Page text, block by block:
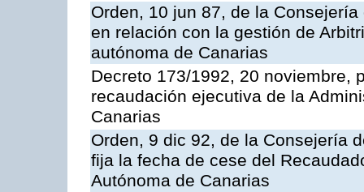
Orden, 10 jun 87, de la
en relación con la gestión de
autónoma de Canarias
Decreto 173/1992, 20 noviembre,
recaudación ejecutiva de la
Canarias
Orden, 9 dic 92, de la Consejería
fija la fecha de cese del
Autónoma de Canarias